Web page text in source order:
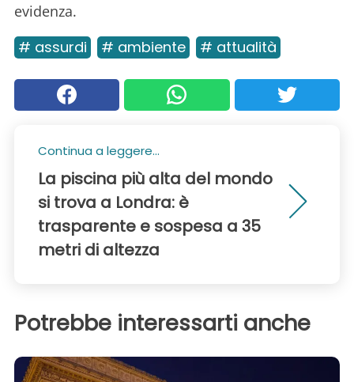
evidenza.
# assurdi # ambiente # attualità
Continua a leggere...
La piscina più alta del mondo
si trova a Londra: è
trasparente e sospesa a 35
metri di altezza
Potrebbe interessarti anche